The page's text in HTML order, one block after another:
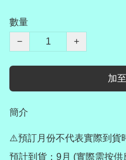
數量
−
+
加
簡介
⚠️預訂月份不代表實際到貨
預計到貨：9月 (實際需按